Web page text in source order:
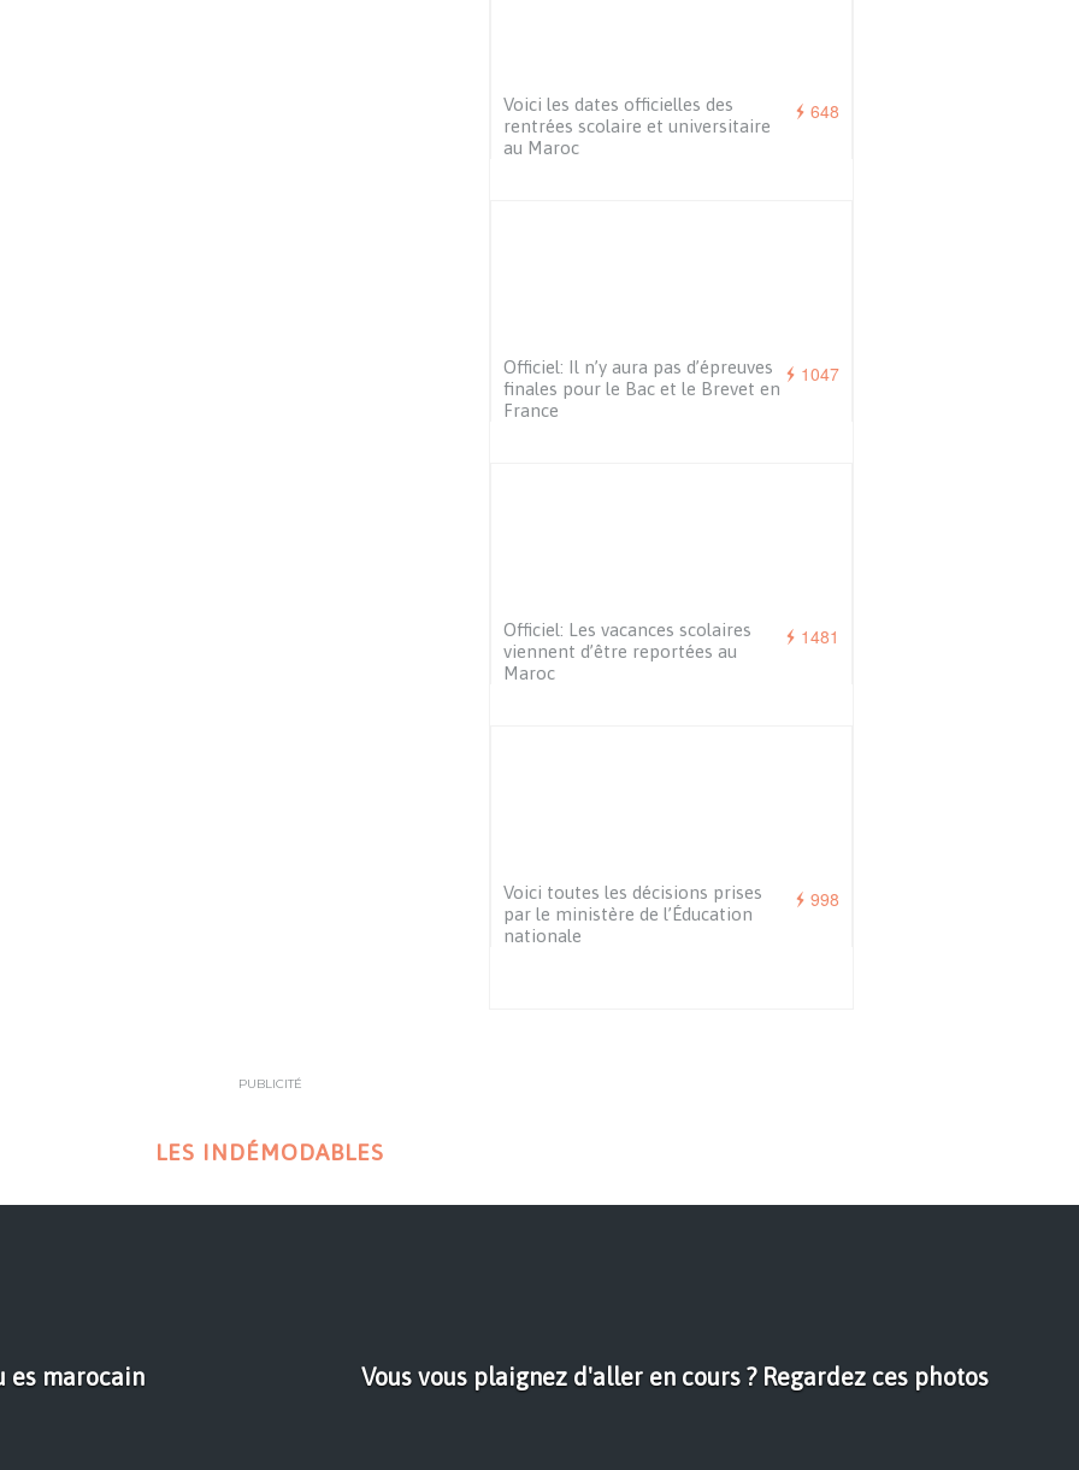
648
Voici les dates officielles des
rentrées scolaire et universitaire
au Maroc
1047
Officiel: Il n’y aura pas d’épreuves
finales pour le Bac et le Brevet en
France
1481
Officiel: Les vacances scolaires
viennent d’être reportées au
Maroc
998
Voici toutes les décisions prises
par le ministère de l’Éducation
nationale
PUBLICITÉ
LES INDÉMODABLES
es marocain Vous vous plaignez d'aller en cours ? Regardez ces photos